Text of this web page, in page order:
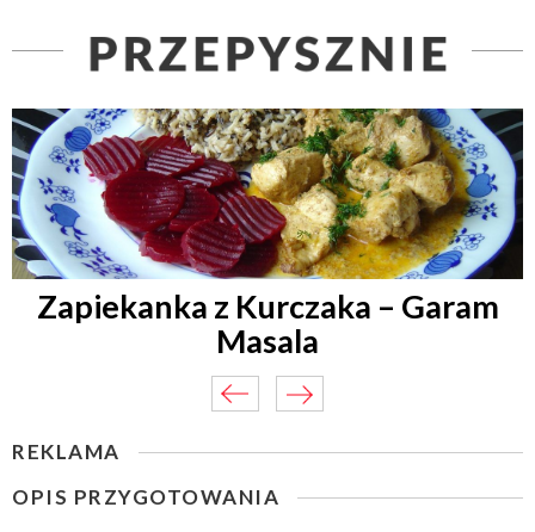
Zapiekanka z Kurczaka – Garam
Masala
REKLAMA
OPIS PRZYGOTOWANIA